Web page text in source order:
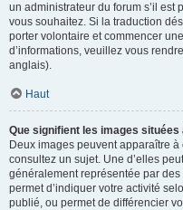
un administrateur du forum s’il est
vous souhaitez. Si la traduction
porter volontaire et commencer
d’informations, veuillez vous
anglais).
Haut
Que signifient les images situées
Deux images peuvent apparaître
consultez un sujet. Une d’elles
généralement représentée par
permet d’indiquer votre activité
publié, ou permet de différencier